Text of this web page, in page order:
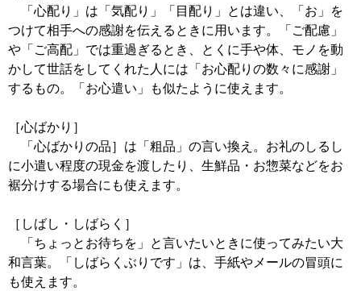
「心配り」は「気配り」「目配り」とは違い、「お」を
つけて相手への感謝を伝えるときに用います。「ご配慮」
や「ご高配」では重過ぎるとき、とくに手や体、モノを動
かして世話をしてくれた人には「お心配りの数々に感謝」
するもの。「お心遣い」も似たように使えます。
［心ばかり］
「心ばかりの品］は「粗品」の言い換え。お礼のしるし
に小遣い程度の現金を渡したり、生鮮品・お惣菜などをお
裾分けする場合にも使えます。
［しばし・しばらく］
「ちょっとお待ちを」と言いたいときに使ってみたい大
和言葉。「しばらくぶりです」は、手紙やメールの冒頭に
も使えます。